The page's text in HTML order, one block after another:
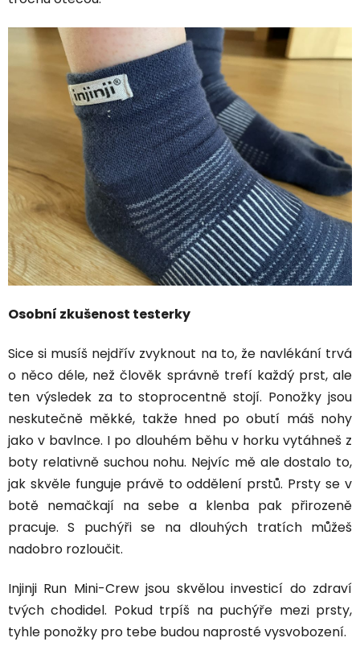
Osobní zkušenost testerky
Sice si musíš nejdřív zvyknout na to, že navlékání trvá
o něco déle, než člověk správně trefí každý prst, ale
ten výsledek za to stoprocentně stojí. Ponožky jsou
neskutečně měkké, takže hned po obutí máš nohy
jako v bavlnce. I po dlouhém běhu v horku vytáhneš z
boty relativně suchou nohu. Nejvíc mě ale dostalo to,
jak skvěle funguje právě to oddělení prstů. Prsty se v
botě nemačkají na sebe a klenba pak přirozeně
pracuje. S puchýři se na dlouhých tratích můžeš
nadobro rozloučit.
Injinji Run Mini-Crew jsou skvělou investicí do zdraví
tvých chodidel. Pokud trpíš na puchýře mezi prsty,
tyhle ponožky pro tebe budou naprosté vysvobození.